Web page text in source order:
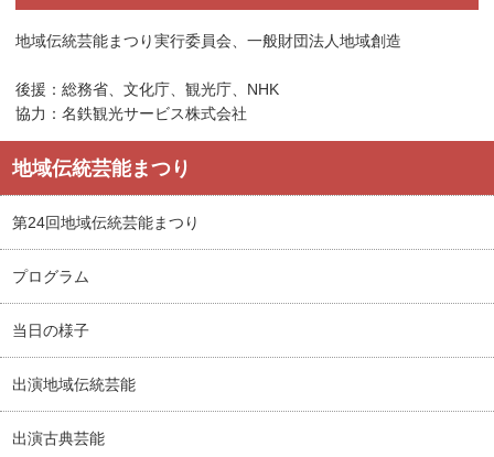
地域伝統芸能まつり実行委員会、一般財団法人地域創造
後援：総務省、文化庁、観光庁、NHK
協力：名鉄観光サービス株式会社
地域伝統芸能まつり
第24回地域伝統芸能まつり
プログラム
当日の様子
出演地域伝統芸能
出演古典芸能